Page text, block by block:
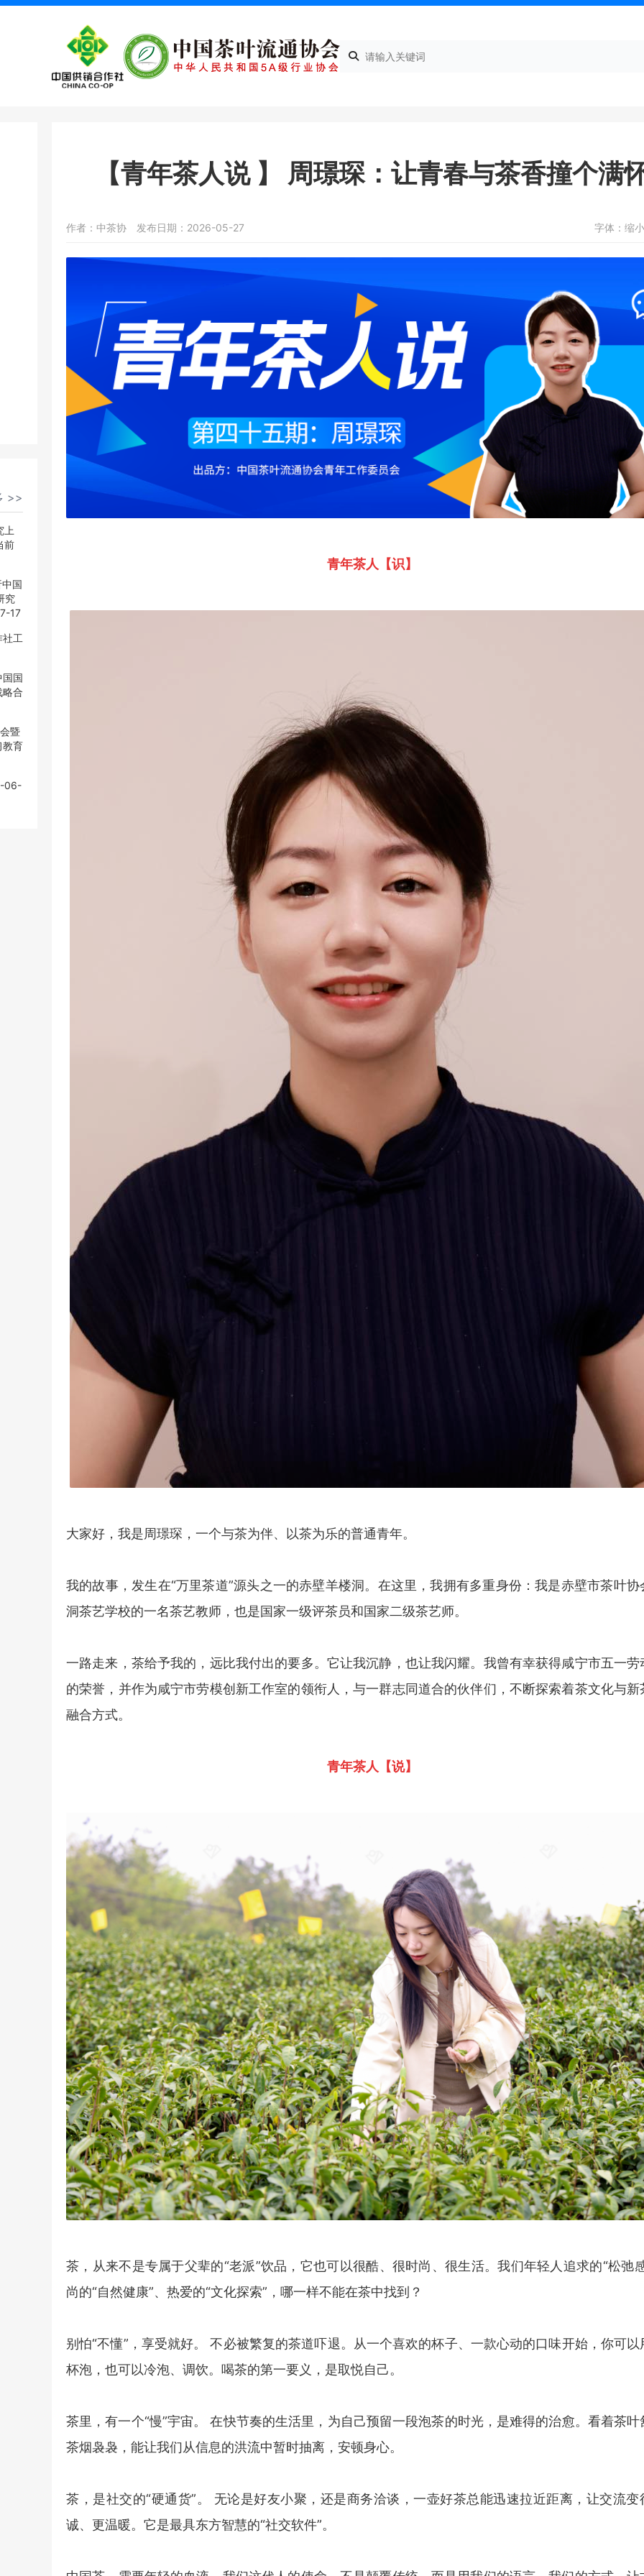
>>
上
前
国
究
17
社工
国国
略合
暨
教育
06-
【青年茶人说 】 周璟琛：让青春与茶香撞个满
作者：中茶协 发布日期：2026-05-27 字体： 缩小
青年茶人【识】
大家好，我是周璟琛，一个与茶为伴、以茶为乐的普通青年。
我的故事，发生在“万里茶道”源头之一的赤壁羊楼洞。在这里，我拥有多重身份：我是赤壁市茶叶协
洞茶艺学校的一名茶艺教师，也是国家一级评茶员和国家二级茶艺师。
一路走来，茶给予我的，远比我付出的要多。它让我沉静，也让我闪耀。我曾有幸获得咸宁市五一劳
的荣誉，并作为咸宁市劳模创新工作室的领衔人，与一群志同道合的伙伴们，不断探索着茶文化与新
融合方式。
青年茶人【说】
茶，从来不是专属于父辈的“老派”饮品，它也可以很酷、很时尚、很生活。我们年轻人追求的“松弛
尚的“自然健康”、热爱的“文化探索”，哪一样不能在茶中找到？
别怕“不懂”，享受就好。 不必被繁复的茶道吓退。从一个喜欢的杯子、一款心动的口味开始，你可以
杯泡，也可以冷泡、调饮。喝茶的第一要义，是取悦自己。
茶里，有一个“慢”宇宙。 在快节奏的生活里，为自己预留一段泡茶的时光，是难得的治愈。看着茶叶
茶烟袅袅，能让我们从信息的洪流中暂时抽离，安顿身心。
茶，是社交的“硬通货”。 无论是好友小聚，还是商务洽谈，一壶好茶总能迅速拉近距离，让交流变
诚、更温暖。它是最具东方智慧的“社交软件”。
>>
上
前
国
究
17
社工
国国
略合
暨
教育
06-